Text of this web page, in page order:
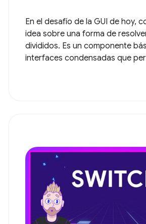
En el desafío de la GUI de hoy,
idea sobre una forma de
divididos. Es un componente
interfaces condensadas que